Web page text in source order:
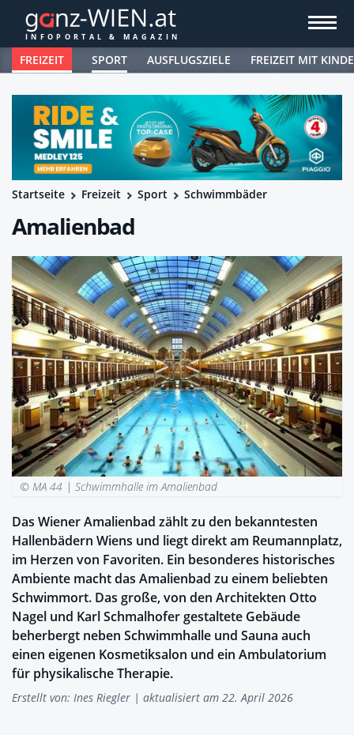
FREIZEIT SPORT AUSFLUGSZIELE FREIZEIT MIT
Startseite Freizeit Sport Schwimmbäder
Amalienbad
© MA 44 |Schwimmhalle im Amalienbad
Das Wiener Amalienbad zählt zu den bekanntesten
Hallenbädern Wiens und liegt direkt am Reumannplatz,
im Herzen von Favoriten. Ein besonderes historisches
Ambiente macht das Amalienbad zu einem beliebten
Schwimmort. Das große, von den Architekten Otto
Nagel und Karl Schmalhofer gestaltete Gebäude
beherbergt neben Schwimmhalle und Sauna auch
einen eigenen Kosmetiksalon und ein Ambulatorium
für physikalische Therapie.
Erstellt von: Ines Riegler | aktualisiert am 22. April 2026